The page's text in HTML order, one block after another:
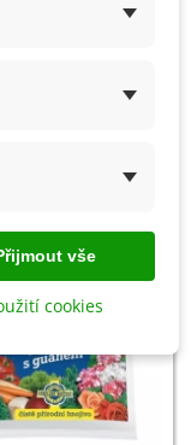
vše
cookies